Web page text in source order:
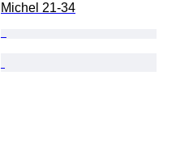
Michel 21-34